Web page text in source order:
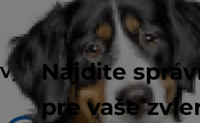
Nájdite
pre vaše
Vyhľadať útulok
Výber